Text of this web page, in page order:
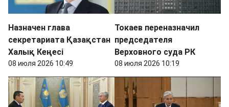
Назначен глава
секретариата Қазақстан
Халық Кеңесі
08 июля 2026 10:49
Токаев переназначил
председателя
Верховного суда РК
08 июля 2026 10:19